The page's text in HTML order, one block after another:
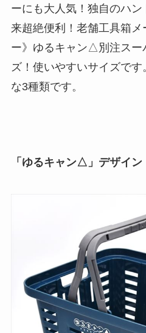
ーにも大人気！独自のハ
来超絶便利！老舗工具箱メ
ー》ゆるキャン△別注スー
ズ！使いやすいサイズで
な3種類です。
「ゆるキャン△」デザイン